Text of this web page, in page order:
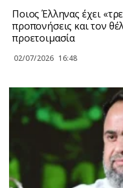
Ποιος Έλληνας έχει
προπονήσεις και τον
προετοιμασία
02/07/2026 16:48